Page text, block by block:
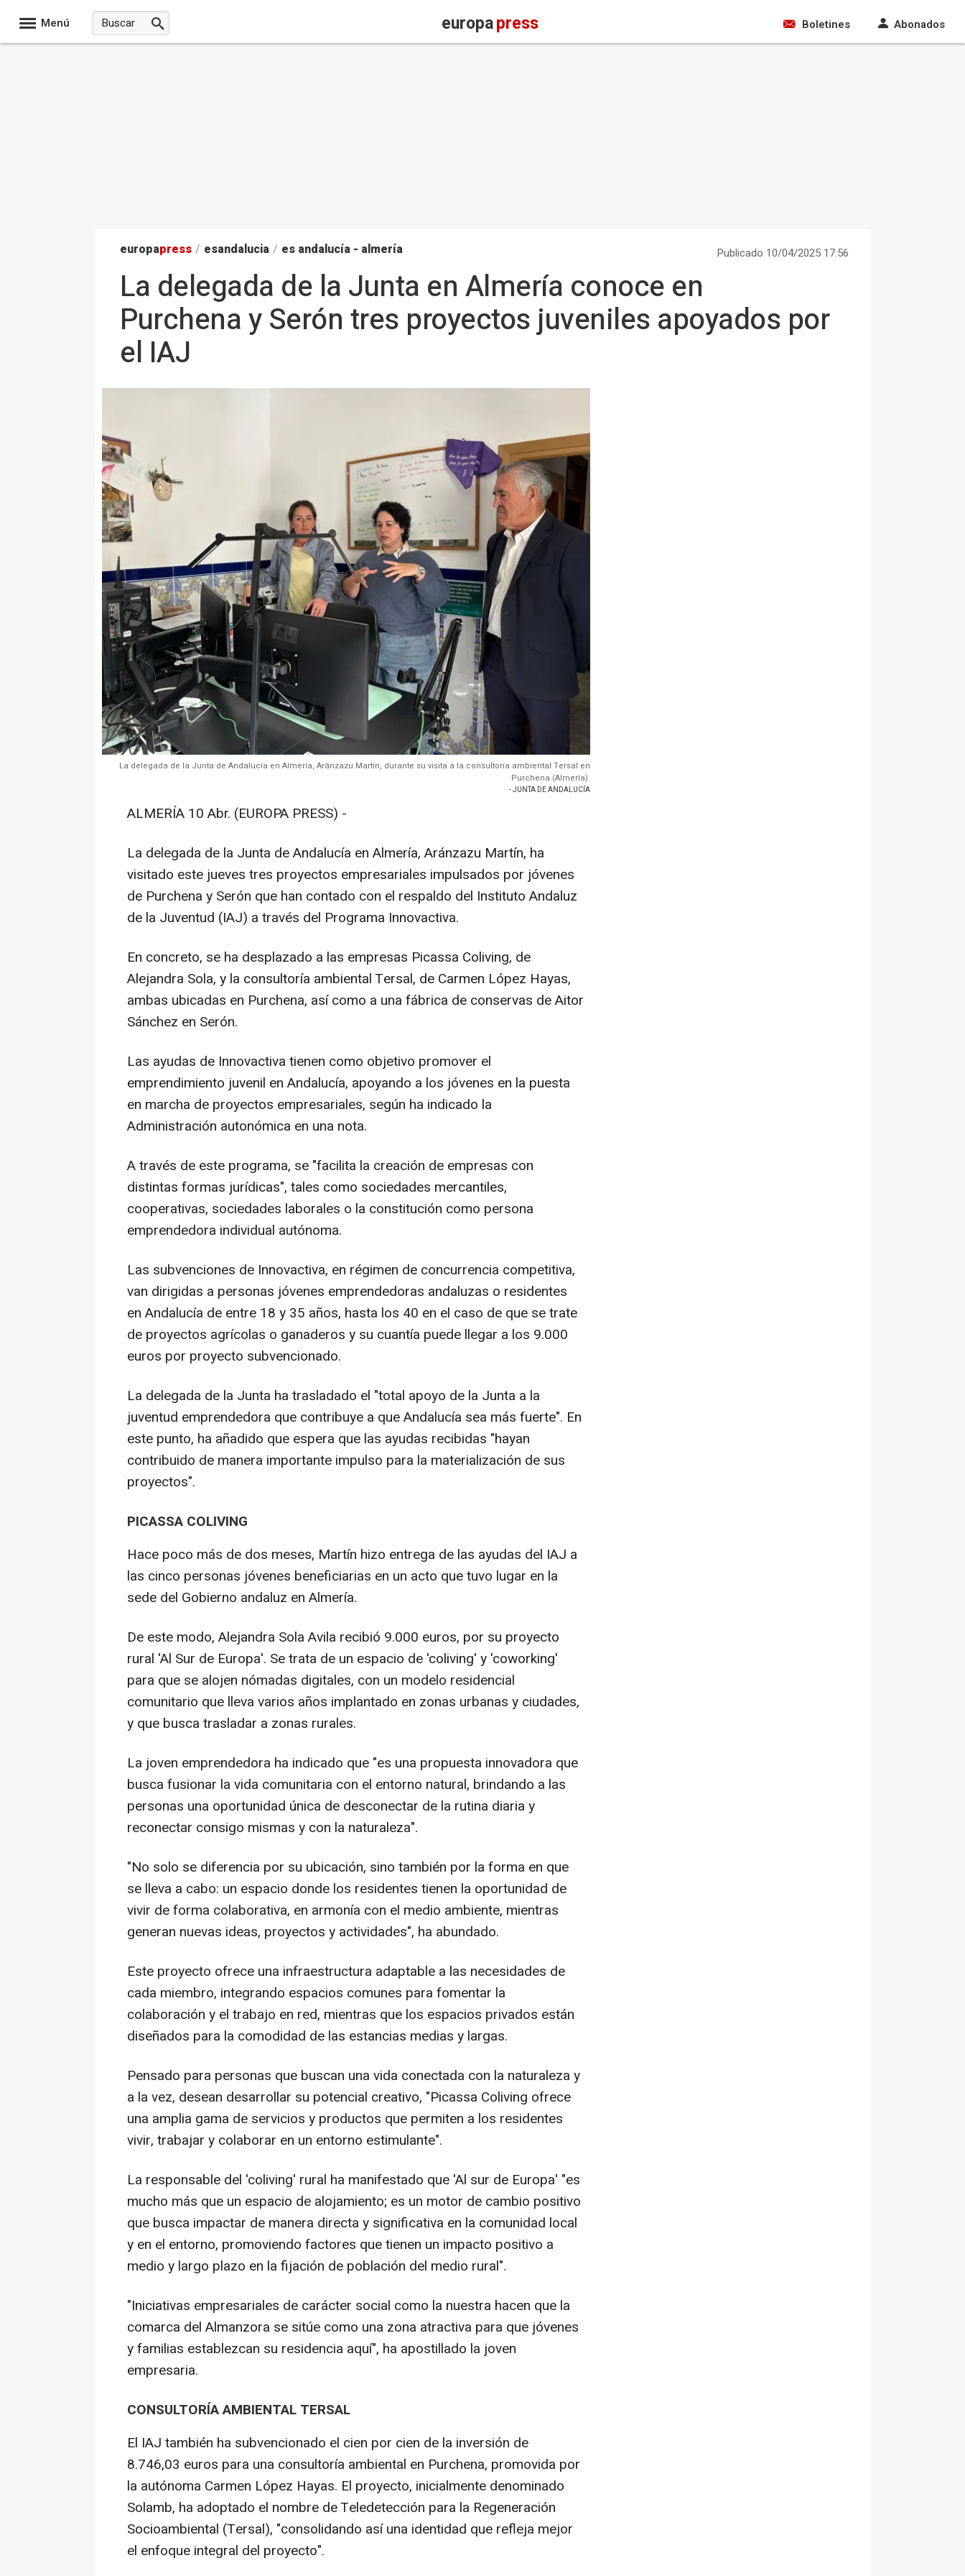
Menú europapress Boletines Abonados
europapress / esandalucia / es andalucía - almería Publicado 10/04/2025 17:56
La delegada de la Junta en Almería conoce en
Purchena y Serón tres proyectos juveniles apoyados por
el IAJ
La delegada de la Junta de Andalucía en Almería, Aránzazu Martín, durante su visita a la consultoría ambiental Tersal en
Purchena (Almería).
- JUNTA DE ANDALUCÍA
ALMERÍA 10 Abr. (EUROPA PRESS) -
La delegada de la Junta de Andalucía en Almería, Aránzazu Martín, ha
visitado este jueves tres proyectos empresariales impulsados por jóvenes
de Purchena y Serón que han contado con el respaldo del Instituto Andaluz
de la Juventud (IAJ) a través del Programa Innovactiva.
En concreto, se ha desplazado a las empresas Picassa Coliving, de
Alejandra Sola, y la consultoría ambiental Tersal, de Carmen López Hayas,
ambas ubicadas en Purchena, así como a una fábrica de conservas de Aitor
Sánchez en Serón.
Las ayudas de Innovactiva tienen como objetivo promover el
emprendimiento juvenil en Andalucía, apoyando a los jóvenes en la puesta
en marcha de proyectos empresariales, según ha indicado la
Administración autonómica en una nota.
A través de este programa, se "facilita la creación de empresas con
distintas formas jurídicas", tales como sociedades mercantiles,
cooperativas, sociedades laborales o la constitución como persona
emprendedora individual autónoma.
Las subvenciones de Innovactiva, en régimen de concurrencia competitiva,
van dirigidas a personas jóvenes emprendedoras andaluzas o residentes
en Andalucía de entre 18 y 35 años, hasta los 40 en el caso de que se trate
de proyectos agrícolas o ganaderos y su cuantía puede llegar a los 9.000
euros por proyecto subvencionado.
La delegada de la Junta ha trasladado el "total apoyo de la Junta a la
juventud emprendedora que contribuye a que Andalucía sea más fuerte". En
este punto, ha añadido que espera que las ayudas recibidas "hayan
contribuido de manera importante impulso para la materialización de sus
proyectos".
PICASSA COLIVING
Hace poco más de dos meses, Martín hizo entrega de las ayudas del IAJ a
las cinco personas jóvenes beneficiarias en un acto que tuvo lugar en la
sede del Gobierno andaluz en Almería.
De este modo, Alejandra Sola Avila recibió 9.000 euros, por su proyecto
rural 'Al Sur de Europa'. Se trata de un espacio de 'coliving' y 'coworking'
para que se alojen nómadas digitales, con un modelo residencial
comunitario que lleva varios años implantado en zonas urbanas y ciudades,
y que busca trasladar a zonas rurales.
La joven emprendedora ha indicado que "es una propuesta innovadora que
busca fusionar la vida comunitaria con el entorno natural, brindando a las
personas una oportunidad única de desconectar de la rutina diaria y
reconectar consigo mismas y con la naturaleza".
"No solo se diferencia por su ubicación, sino también por la forma en que
se lleva a cabo: un espacio donde los residentes tienen la oportunidad de
vivir de forma colaborativa, en armonía con el medio ambiente, mientras
generan nuevas ideas, proyectos y actividades", ha abundado.
Este proyecto ofrece una infraestructura adaptable a las necesidades de
cada miembro, integrando espacios comunes para fomentar la
colaboración y el trabajo en red, mientras que los espacios privados están
diseñados para la comodidad de las estancias medias y largas.
Pensado para personas que buscan una vida conectada con la naturaleza y
a la vez, desean desarrollar su potencial creativo, "Picassa Coliving ofrece
una amplia gama de servicios y productos que permiten a los residentes
vivir, trabajar y colaborar en un entorno estimulante".
La responsable del 'coliving' rural ha manifestado que 'Al sur de Europa' "es
mucho más que un espacio de alojamiento; es un motor de cambio positivo
que busca impactar de manera directa y significativa en la comunidad local
y en el entorno, promoviendo factores que tienen un impacto positivo a
medio y largo plazo en la fijación de población del medio rural".
"Iniciativas empresariales de carácter social como la nuestra hacen que la
comarca del Almanzora se sitúe como una zona atractiva para que jóvenes
y familias establezcan su residencia aquí", ha apostillado la joven
empresaria.
CONSULTORÍA AMBIENTAL TERSAL
El IAJ también ha subvencionado el cien por cien de la inversión de
8.746,03 euros para una consultoría ambiental en Purchena, promovida por
la autónoma Carmen López Hayas. El proyecto, inicialmente denominado
Solamb, ha adoptado el nombre de Teledetección para la Regeneración
Socioambiental (Tersal), "consolidando así una identidad que refleja mejor
el enfoque integral del proyecto".